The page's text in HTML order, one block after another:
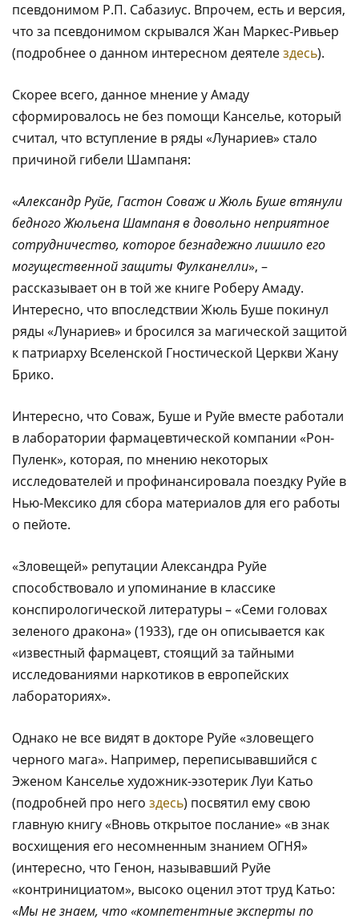
псевдонимом Р.П. Сабазиус. Впрочем, есть и версия,
что за псевдонимом скрывался Жан Маркес-Ривьер
(подробнее о данном интересном деятелездесь).
Скорее всего, данное мнение у Амаду
сформировалось не без помощи Канселье, который
считал, что вступление в ряды «Лунариев» стало
причиной гибели Шампаня:
«Александр Руйе, Гастон Соваж и Жюль Буше втянули
бедного Жюльена Шампаня в довольно неприятное
сотрудничество, которое безнадежно лишило его
могущественной защиты Фулканелли», –
рассказывает он в той же книге Роберу Амаду.
Интересно, что впоследствии Жюль Буше покинул
ряды «Лунариев» и бросился за магической защитой
к патриарху Вселенской Гностической Церкви Жану
Брико.
Интересно, что Соваж, Буше и Руйе вместе работали
в лаборатории фармацевтической компании «Рон-
Пуленк», которая, по мнению некоторых
исследователей и профинансировала поездку Руйе в
Нью-Мексико для сбора материалов для его работы
о пейоте.
«Зловещей» репутации Александра Руйе
способствовало и упоминание в классике
конспирологической литературы – «Семи головах
зеленого дракона» (1933), где он описывается как
«известный фармацевт, стоящий за тайными
исследованиями наркотиков в европейских
лабораториях».
Однако не все видят в докторе Руйе «зловещего
черного мага». Например, переписывавшийся с
Эженом Канселье художник-эзотерик Луи Катьо
(подробней про него здесь) посвятил ему свою
главную книгу «Вновь открытое послание» «в знак
восхищения его несомненным знанием ОГНЯ»
(интересно, что Генон, называвший Руйе
«контринициатом», высоко оценил этот труд Катьо:
«Мы не знаем, что «компетентные эксперты по